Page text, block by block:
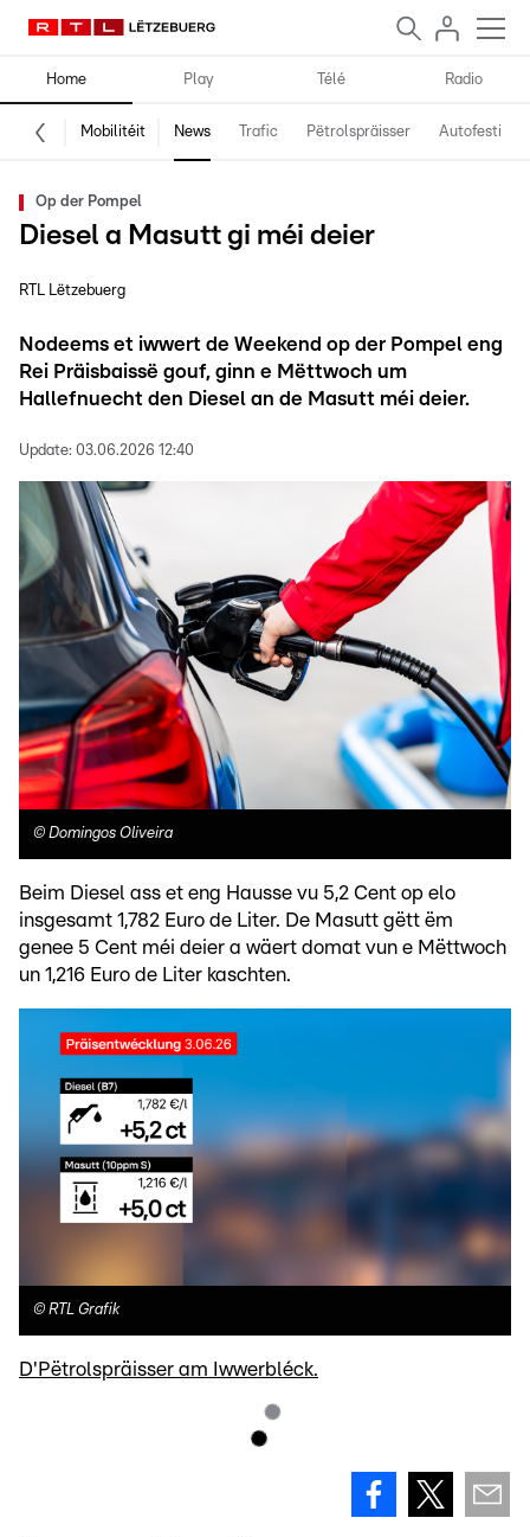
Home Play Télé Radio
Mobilitéit News Trafic Pëtrolspräisser Autofestival
Op der Pompel
Diesel a Masutt gi méi deier
RTL Lëtzebuerg
Nodeems et iwwert de Weekend op der Pompel eng
Rei Präisbaissë gouf, ginn e Mëttwoch um
Hallefnuecht den Diesel an de Masutt méi deier.
Update: 03.06.2026 12:40
© Domingos Oliveira
Beim Diesel ass et eng Hausse vu 5,2 Cent op elo
insgesamt 1,782 Euro de Liter. De Masutt gëtt ëm
genee 5 Cent méi deier a wäert domat vun e Mëttwoch
un 1,216 Euro de Liter kaschten.
© RTL Grafik
D'Pëtrolspräisser am Iwwerbléck.